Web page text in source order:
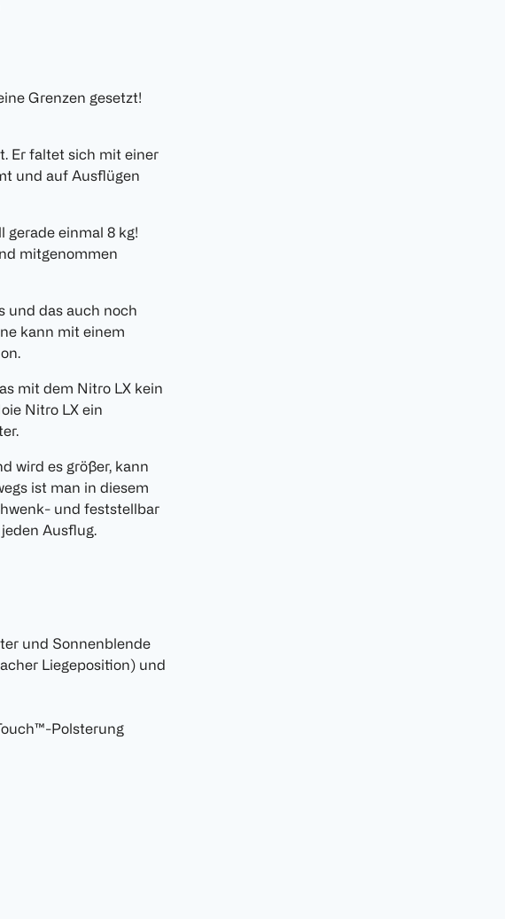
Grenzen gesetzt!
Er faltet sich mit einer
und auf Ausflügen
gerade einmal 8 kg!
mitgenommen
und das auch noch
kann mit einem
mit dem Nitro LX kein
Nitro LX ein
wird es größer, kann
ist man in diesem
und feststellbar
Ausflug.
und Sonnenblende
Liegeposition) und
Polsterung